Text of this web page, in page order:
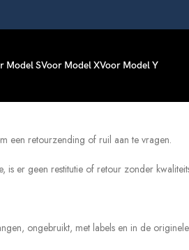
Model SVoor Model XVoor Model Y
een retourzending of ruil aan te vragen.
is er geen restitutie of retour zonder
ongebruikt, met labels en in de